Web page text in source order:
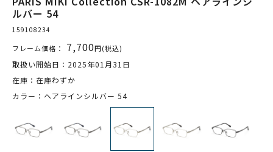
ルバー 54
159108234
フレーム価格： 7,700円(税込)
取扱い開始日：2025年01月31日
在庫：在庫わずか
カラー：ヘアラインシルバー 54